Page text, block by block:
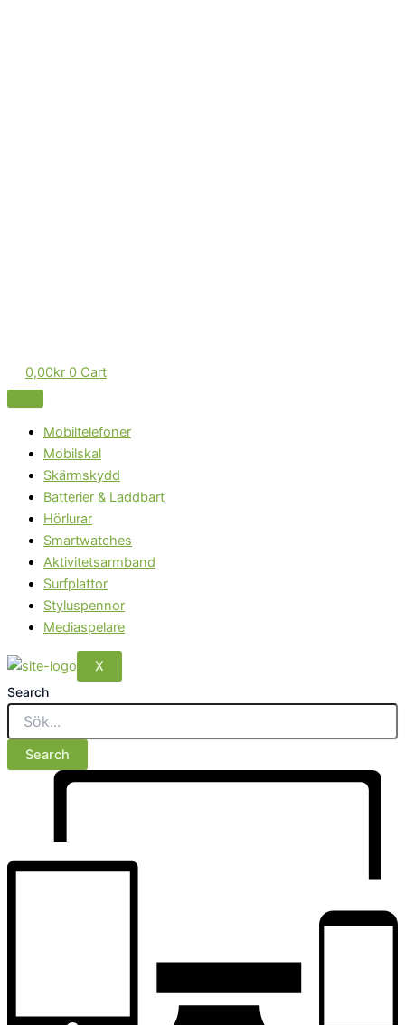
0,00kr 0 Cart
Mobiltelefoner
Mobilskal
Skärmskydd
Batterier & Laddbart
Hörlurar
Smartwatches
Aktivitetsarmband
Surfplattor
Styluspennor
Mediaspelare
X
Search
Search